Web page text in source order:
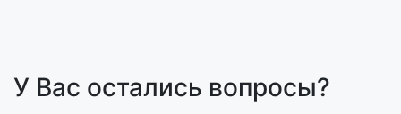
У Вас остались вопросы?